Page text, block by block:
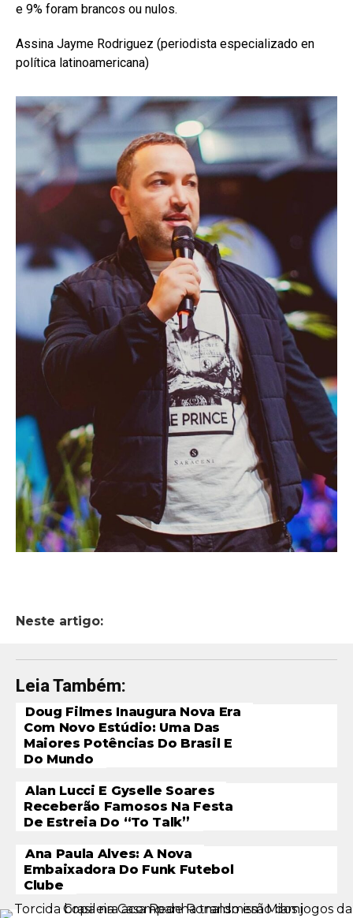
e 9% foram brancos ou nulos.
Assina Jayme Rodriguez (periodista especializado en
política latinoamericana)
Neste artigo:
Leia Também:
Doug Filmes Inaugura Nova Era
Com Novo Estúdio: Uma Das
Maiores Potências Do Brasil E
Do Mundo
Alan Lucci E Gyselle Soares
Receberão Famosos Na Festa
De Estreia Do “To Talk”
Ana Paula Alves: A Nova
Embaixadora Do Funk Futebol
Clube